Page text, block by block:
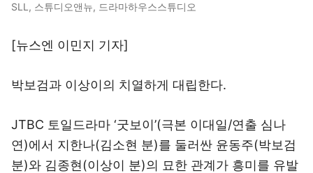
SLL, 스튜디오앤뉴, 드라마하우스스튜디오
[뉴스엔 이민지 기자]
박보검과 이상이의 치열하게 대립한다.
JTBC 토일드라마 ‘굿보이’(극본 이대일/연출 심나
연)에서 지한나(김소현 분)를 둘러싼 윤동주(박보검
분)와 김종현(이상이 분)의 묘한 관계가 흥미를 유발